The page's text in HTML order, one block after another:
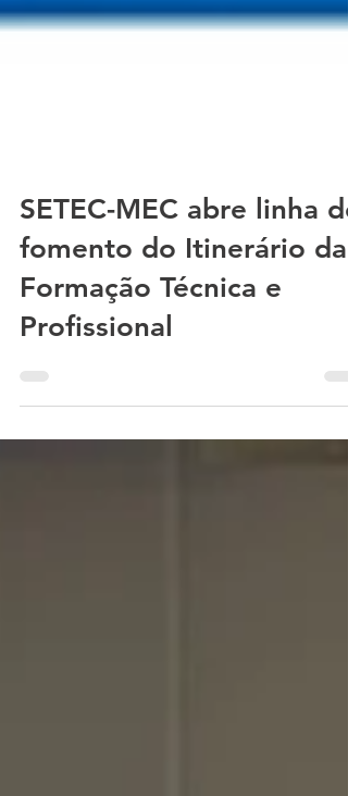
SETEC-MEC abre linha de
fomento do Itinerário da
Formação Técnica e